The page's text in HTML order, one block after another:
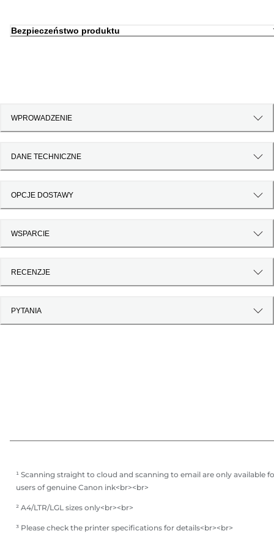
Bezpieczeństwo produktu
WPROWADZENIE
DANE TECHNICZNE
OPCJE DOSTAWY
WSPARCIE
RECENZJE
PYTANIA
¹ Scanning straight to cloud and scanning to email are only available
users of genuine Canon ink<br><br>
² A4/LTR/LGL sizes only<br><br>
³ Please check the printer specifications for details<br><br>